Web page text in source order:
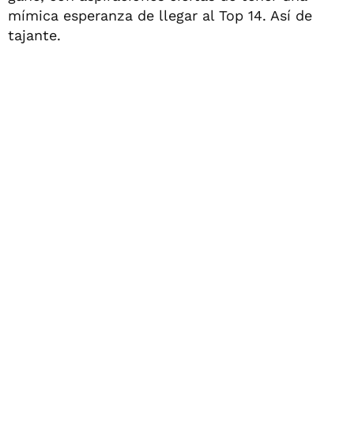
mímica esperanza de llegar al Top 14. Así de
tajante.